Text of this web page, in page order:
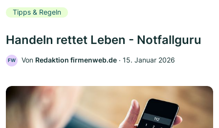
Tipps & Regeln
Handeln rettet Leben - Notfallguru
FW Von Redaktion firmenweb.de ‧ 15. Januar 2026